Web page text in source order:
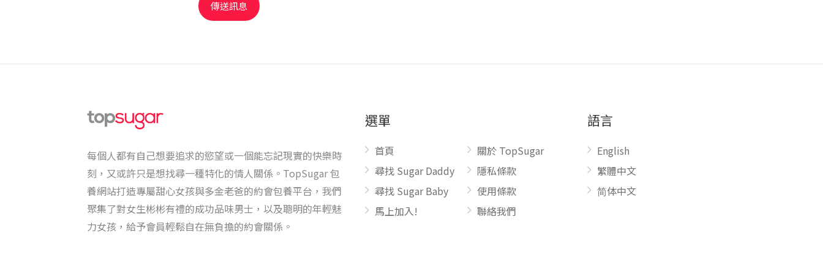
每個人都有自己想要追求的慾望或一個能忘記現實的快樂時
刻，又或許只是想找尋一種特化的情人關係。TopSugar 包
養網站打造專屬甜心女孩與多金老爸的約會包養平台，我們
聚集了對女生彬彬有禮的成功品味男士，以及聰明的年輕魅
力女孩，給予會員輕鬆自在無負擔的約會關係。
選單
首頁
尋找 Sugar Daddy
尋找 Sugar Baby
馬上加入!
關於 TopSugar
隱私條款
使用條款
聯絡我們
語言
English
繁體中文
简体中文